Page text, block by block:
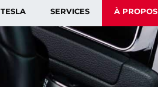
TESLA SERVICES À PROPOS